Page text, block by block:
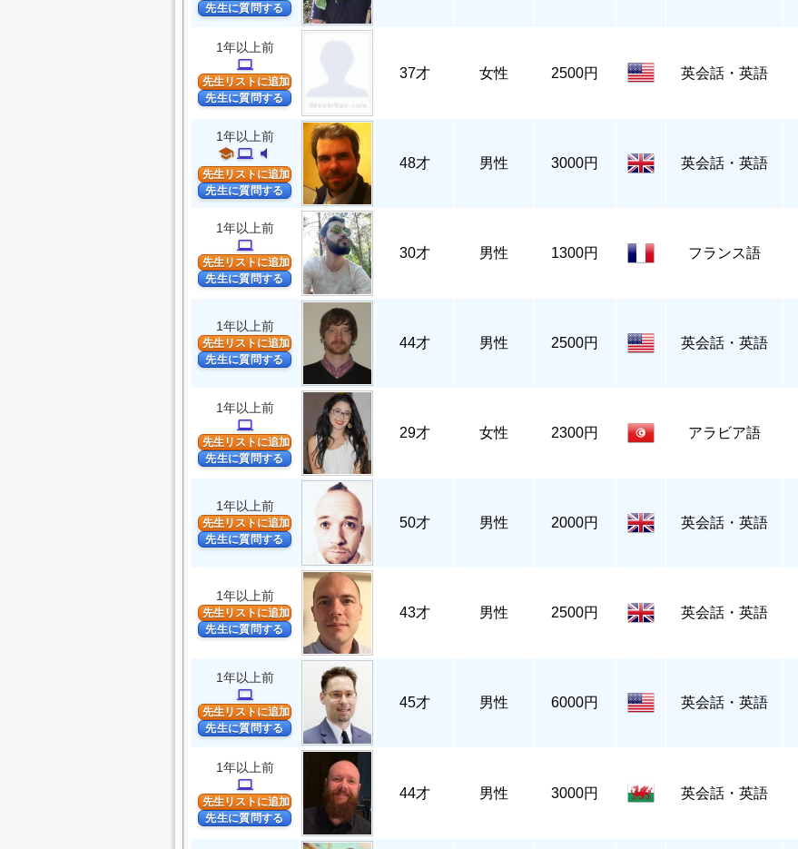
先生に質問する
1年以上前
computer
先生リストに追加
先生に質問する
37才 女性 2500円 英会話・英語
1年以上前
school computer volume_mute
先生リストに追加
先生に質問する
48才 男性 3000円 英会話・英語
1年以上前
computer
先生リストに追加
先生に質問する
30才 男性 1300円 フランス語
1年以上前
先生リストに追加
先生に質問する
44才 男性 2500円 英会話・英語
1年以上前
computer
先生リストに追加
先生に質問する
29才 女性 2300円 アラビア語
1年以上前
先生リストに追加
先生に質問する
50才 男性 2000円 英会話・英語
1年以上前
先生リストに追加
先生に質問する
43才 男性 2500円 英会話・英語
1年以上前
computer
先生リストに追加
先生に質問する
45才 男性 6000円 英会話・英語
1年以上前
computer
先生リストに追加
先生に質問する
44才 男性 3000円 英会話・英語